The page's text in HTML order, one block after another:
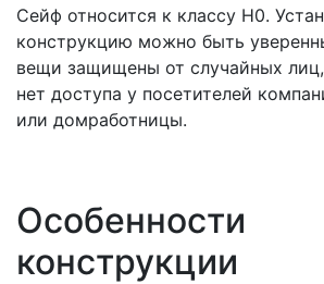
Сейф относится к классу Н0.
конструкцию можно быть
вещи защищены от случайных
нет доступа у посетителей
или домработницы.
Особенности
конструкции